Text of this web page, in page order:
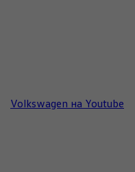
Volkswagen на Youtube